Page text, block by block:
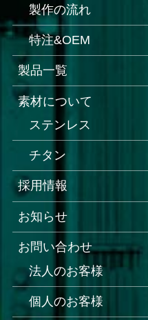
製作の流れ
特注&OEM
製品一覧
素材について
ステンレス
チタン
採用情報
お知らせ
お問い合わせ
法人のお客様
個人のお客様